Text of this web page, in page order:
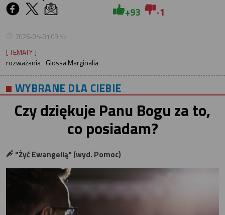
+93 -1
2026-05-01 09:57
[ TEMATY ]
rozważania Glossa Marginalia
WYBRANE DLA CIEBIE
Czy dziękuje Panu Bogu za to,
co posiadam?
"Żyć Ewangelią" (wyd. Pomoc)